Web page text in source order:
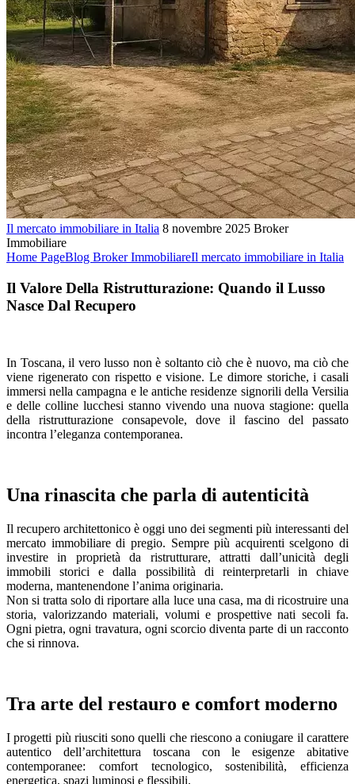
Il mercato immobiliare in Italia 8 novembre 2025 Broker
Immobiliare
Home PageBlog Broker ImmobiliareIl mercato immobiliare in Italia
Il Valore Della Ristrutturazione: Quando il Lusso
Nasce Dal Recupero
In Toscana, il vero lusso non è soltanto ciò che è nuovo, ma ciò che
viene rigenerato con rispetto e visione. Le dimore storiche, i casali
immersi nella campagna e le antiche residenze signorili della Versilia
e delle colline lucchesi stanno vivendo una nuova stagione: quella
della ristrutturazione consapevole, dove il fascino del passato
incontra l’eleganza contemporanea.
Una rinascita che parla di autenticità
Il recupero architettonico è oggi uno dei segmenti più interessanti del
mercato immobiliare di pregio. Sempre più acquirenti scelgono di
investire in proprietà da ristrutturare, attratti dall’unicità degli
immobili storici e dalla possibilità di reinterpretarli in chiave
moderna, mantenendone l’anima originaria.
Non si tratta solo di riportare alla luce una casa, ma di ricostruire una
storia, valorizzando materiali, volumi e prospettive nati secoli fa.
Ogni pietra, ogni travatura, ogni scorcio diventa parte di un racconto
che si rinnova.
Tra arte del restauro e comfort moderno
I progetti più riusciti sono quelli che riescono a coniugare il carattere
autentico dell’architettura toscana con le esigenze abitative
contemporanee: comfort tecnologico, sostenibilità, efficienza
energetica, spazi luminosi e flessibili.